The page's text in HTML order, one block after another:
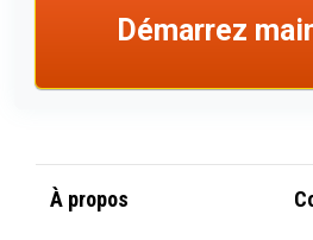
Démarrez
À propos